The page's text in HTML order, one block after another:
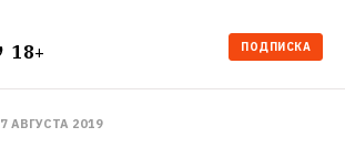
18+ ПОДПИСКА
7 АВГУСТА 2019